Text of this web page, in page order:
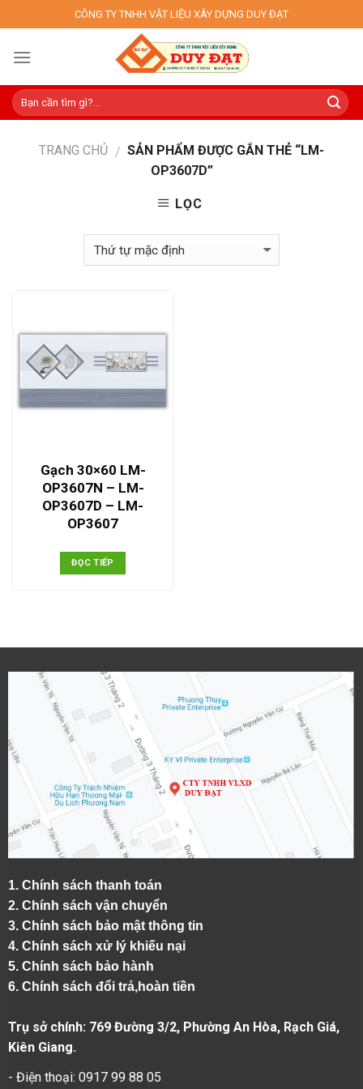
to
content
CÔNG TY TNHH VẬT LIỆU XÂY DỰNG DUY ĐẠT
TRANG CHỦ / SẢN PHẨM ĐƯỢC GẮN THẺ “LM-
OP3607D”
LỌC
Gạch 30×60 LM-
OP3607N – LM-
OP3607D – LM-
OP3607
ĐỌC TIẾP
1. Chính sách thanh toán
2. Chính sách vận chuyển
3. Chính sách bảo mật thông tin
4. Chính sách xử lý khiếu nại
5. Chính sách bảo hành
6. Chính sách đổi trả,hoàn tiền
Trụ sở chính: 769 Đường 3/2, Phường An Hòa, Rạch Giá,
Kiên Giang.
- Điện thoại: 0917 99 88 05